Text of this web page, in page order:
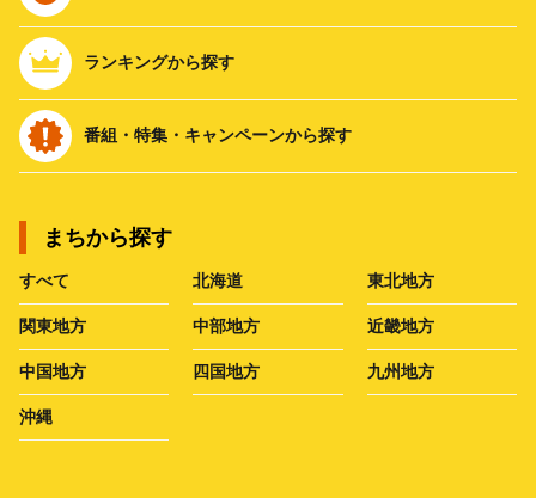
ランキングから探す
番組・特集・キャンペーンから探す
まちから探す
すべて 北海道 東北地方
関東地方 中部地方 近畿地方
中国地方 四国地方 九州地方
沖縄